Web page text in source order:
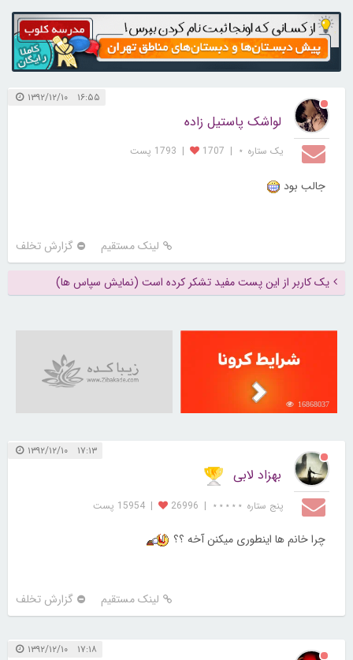
۱۶:۵۵ ۱۳۹۲/۱۲/۱۰
لواشک پاستیل زاده
یک ستاره ⋆ |
1707
| 1793 پست
جالب بود
لینک مستقیم گزارش تخلف
یک کاربر از این پست مفید تشکر کرده است (نمایش سپاس ها)
16868037
۱۷:۱۳ ۱۳۹۲/۱۲/۱۰
بهزاد لابی
پنج ستاره ⋆⋆⋆⋆⋆ |
26996
| 15954 پست
چرا خانم ها اینطوری میکنن آخه ؟؟
لینک مستقیم گزارش تخلف
۱۷:۱۸ ۱۳۹۲/۱۲/۱۰